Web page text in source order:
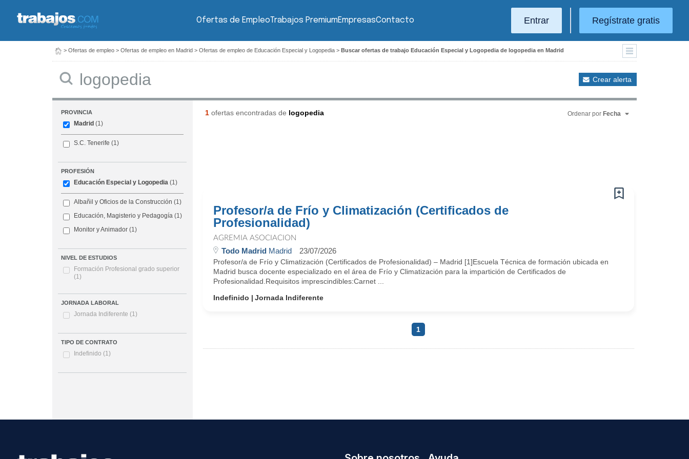
Ofertas de EmpleoTrabajos PremiumEmpresasContacto Entrar Regístrate gratis
> Ofertas de empleo > Ofertas de empleo en Madrid > Ofertas de empleo de Educación Especial y Logopedia > Buscar ofertas de trabajo Educación Especial y Logopedia de logopedia en Madrid
Crear alerta
PROVINCIA
Madrid (1)
S.C. Tenerife (1)
PROFESIÓN
Educación Especial y Logopedia (1)
Albañil y Oficios de la Construcción (1)
Educación, Magisterio y Pedagogía (1)
Monitor y Animador (1)
NIVEL DE ESTUDIOS
Formación Profesional grado superior
(1)
JORNADA LABORAL
Jornada Indiferente (1)
TIPO DE CONTRATO
Indefinido (1)
1ofertas encontradas de logopedia Ordenar por Fecha
Profesor/a de Frío y Climatización (Certificados de
Profesionalidad)
AGREMIA ASOCIACION
Todo MadridMadrid 23/07/2026
Profesor/a de Frío y Climatización (Certificados de Profesionalidad) – Madrid [1]Escuela Técnica de formación ubicada en
Madrid busca docente especializado en el área de Frío y Climatización para la impartición de Certificados de
Profesionalidad.Requisitos imprescindibles:Carnet ...
Indefinido
Jornada Indiferente
1